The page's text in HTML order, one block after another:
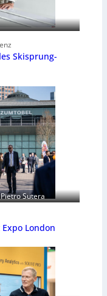
Skisprung-
Sutera
London